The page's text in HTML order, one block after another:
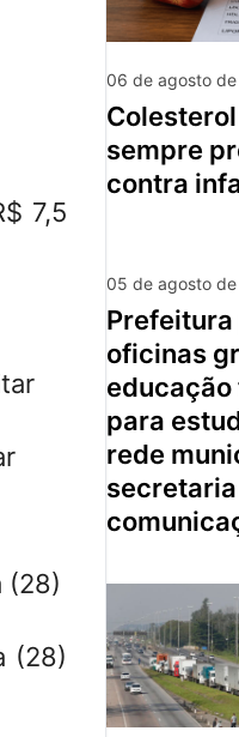
7,5
(28)
06 de agosto
colesterol normal nem
sempre
contra
05 de agosto
prefeitura promove
oficinas
para
rede